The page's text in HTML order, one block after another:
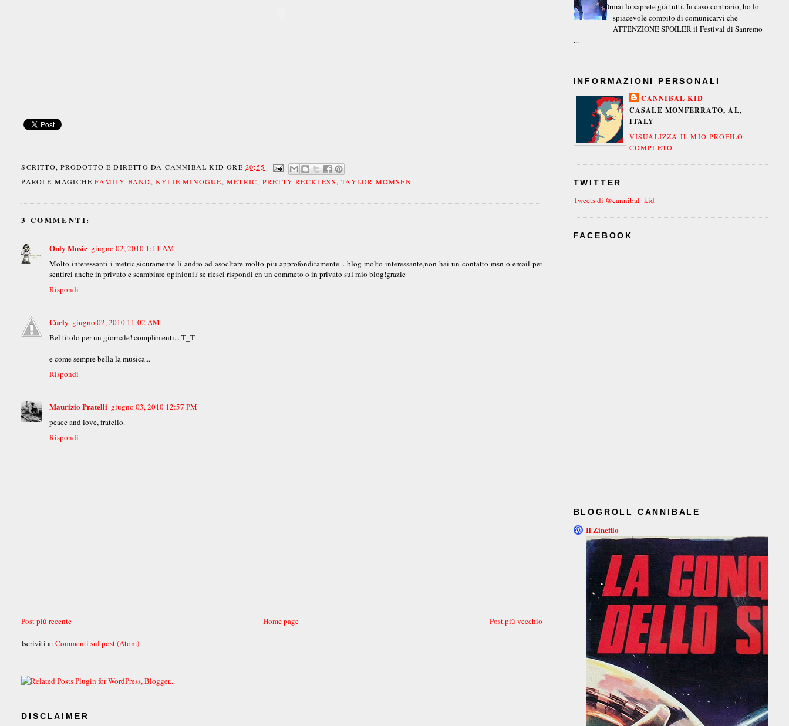
SCRITTO, PRODOTTO E DIRETTO DA CANNIBAL KID ORE20:55
PAROLE MAGICHEFAMILY BAND,KYLIE MINOGUE,METRIC, PRETTY RECKLESS,TAYLOR MOMSEN
3 COMMENTI:
Only Music giugno 02, 2010 1:11 AM
Molto interessanti i metric,sicuramente li andro ad asocltare molto piu approfonditamente... blog molto interessante,non hai un contatto msn o email per
sentirci anche in privato e scambiare opinioni? se riesci rispondi cn un commeto o in privato sul mio blog!grazie
Rispondi
Curly giugno 02, 2010 11:02 AM
Bel titolo per un giornale! complimenti... T_T
e come sempre bella la musica...
Rispondi
Maurizio Pratelli giugno 03, 2010 12:57 PM
peace and love, fratello.
Rispondi
Post più recente Post più vecchio
Home page
Iscriviti a:Commenti sul post (Atom)
DISCLAIMER
Ormai lo saprete già tutti. In caso contrario, ho lo
spiacevole compito di comunicarvi che
ATTENZIONE SPOILER il Festival di Sanremo
...
INFORMAZIONI PERSONALI
CANNIBAL KID
CASALE MONFERRATO, AL,
ITALY
VISUALIZZA IL MIO PROFILO
COMPLETO
TWITTER
Tweets di @cannibal_kid
FACEBOOK
BLOGROLL CANNIBALE
Il Zinefilo